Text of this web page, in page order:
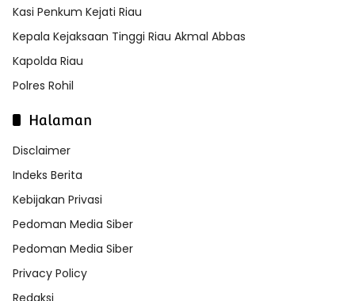
Kasi Penkum Kejati Riau
Kepala Kejaksaan Tinggi Riau Akmal Abbas
Kapolda Riau
Polres Rohil
Halaman
Disclaimer
Indeks Berita
Kebijakan Privasi
Pedoman Media Siber
Pedoman Media Siber
Privacy Policy
Redaksi